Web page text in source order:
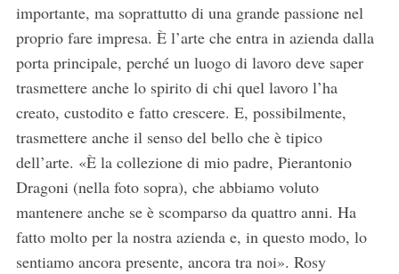
importante, ma soprattutto di una grande passione nel
proprio fare impresa. È l’arte che entra in azienda dalla
porta principale, perché un luogo di lavoro deve saper
trasmettere anche lo spirito di chi quel lavoro l’ha
creato, custodito e fatto crescere. E, possibilmente,
trasmettere anche il senso del bello che è tipico
dell’arte. «È la collezione di mio padre, Pierantonio
Dragoni (nella foto sopra), che abbiamo voluto
mantenere anche se è scomparso da quattro anni. Ha
fatto molto per la nostra azienda e, in questo modo, lo
sentiamo ancora presente, ancora tra noi». Rosy